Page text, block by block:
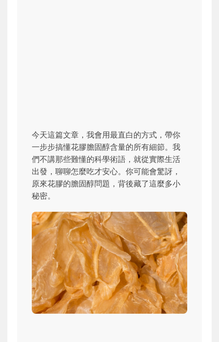
今天這篇文章，我會用最直白的方式，帶你
一步步搞懂花膠膽固醇含量的所有細節。我
們不講那些難懂的科學術語，就從實際生活
出發，聊聊怎麼吃才安心。你可能會驚訝，
原來花膠的膽固醇問題，背後藏了這麼多小
秘密。